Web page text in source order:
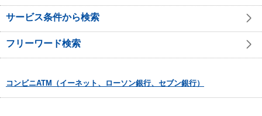
サービス条件から検索
フリーワード検索
コンビニATM（イーネット、ローソン銀行、セブン銀行）